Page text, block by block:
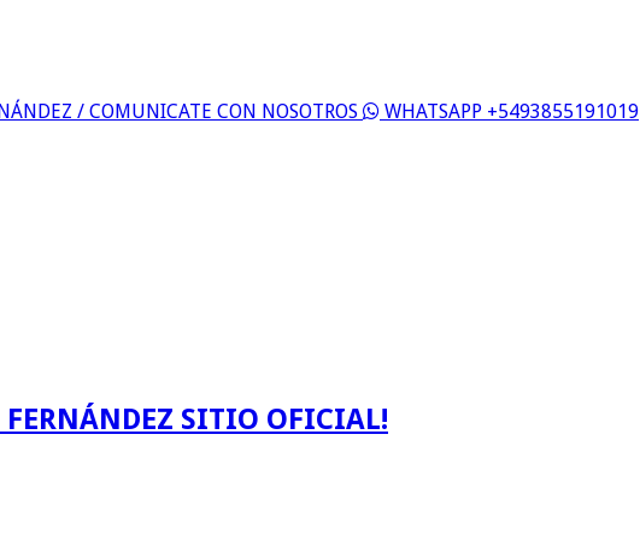
/ COMUNICATE CON NOSOTROS
WHATSAPP +5493855191019
SITIO OFICIAL!